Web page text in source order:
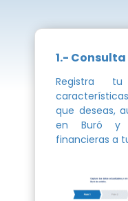
1.- Consulta
Registra
que deseas,
en Buró y
financieras a